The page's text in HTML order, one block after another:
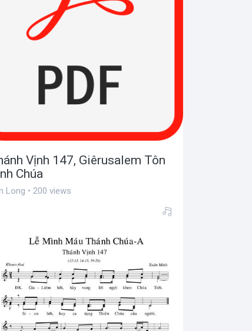
Vịnh 147, Giêrusalem Tôn
Chúa
Long • 200 views